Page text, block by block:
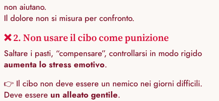
non aiutano.
Il dolore non si misura per confronto.
❌ 2. Non usare il cibo come punizione
Saltare i pasti, “compensare”, controllarsi in modo rigido
aumenta lo stress emotivo.
👉 Il cibo non deve essere un nemico nei giorni difficili.
Deve essere un alleato gentile.